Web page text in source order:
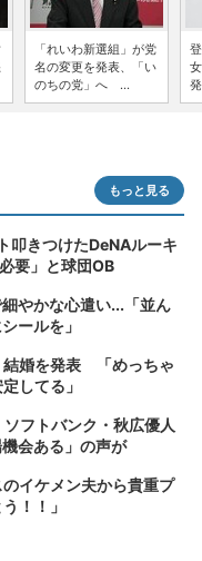
「れいわ新選組」が党
名の変更を発表、「い
のちの党」へ ...
もっと見る
叩きつけたDeNAルーキ
要」と球団OB
やかな心遣い...「並ん
ールを」
婚を発表 「めっちゃ
してる」
フトバンク・秋広優人
会ある」の声が
イケメン夫から貴重プ
！！」